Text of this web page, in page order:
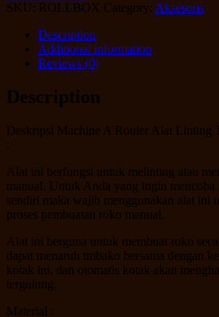
SKU: ROLLBOX Category: Aksesoris
Description
Additional information
Reviews (0)
Description
Deskripsi Machine A Rouler Alat Linting
:
Alat ini berfungsi untuk melinting atau
manual. Untuk Anda yang ingin
sendiri maka wajib menggunakan alat ini
proses pembuatan roko manual.
Alat ini berguna untuk membuat roko
dapat menaruh tmbako bersama dengan
kotak ini, dan otomatis kotak akan
tergulung.
Material :